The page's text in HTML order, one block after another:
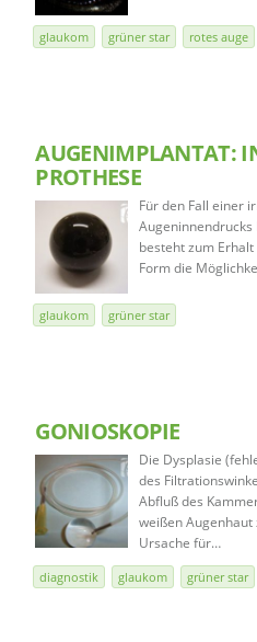
glaukom grüner star rotes auge
AUGENIMPLANTAT:
PROTHESE
Für den Fall einer
Augeninnendrucks
besteht zum
Form die
glaukom grüner star
GONIOSKOPIE
Die Dysplasie
des
Abfluß des
weißen
Ursache für…
diagnostik glaukom grüner star